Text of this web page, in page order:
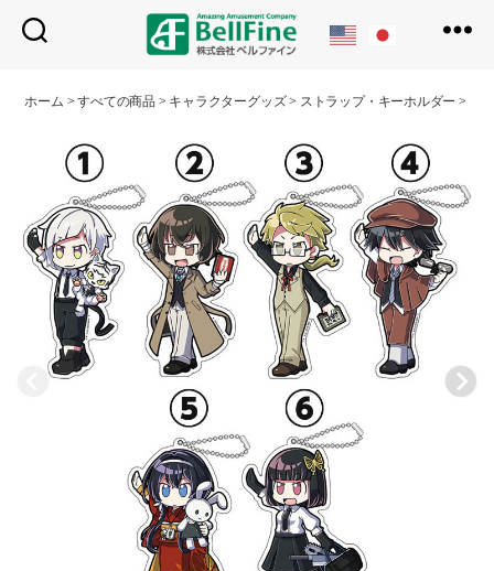
フ
ホーム >すべての商品 > キャラクターグッズ> ストラップ・キーホルダー >